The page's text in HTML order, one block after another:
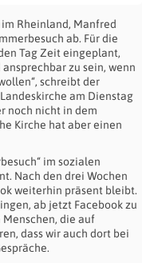
Rheinland, Manfred
ab. Für die
Tag Zeit eingeplant,
zu sein, wenn
schreibt der
am Dienstag
noch nicht in dem
Kirche hat aber einen
im sozialen
Nach den drei Wochen
weiterhin präsent bleibt.
ab jetzt Facebook zu
die auf
dass wir auch dort bei